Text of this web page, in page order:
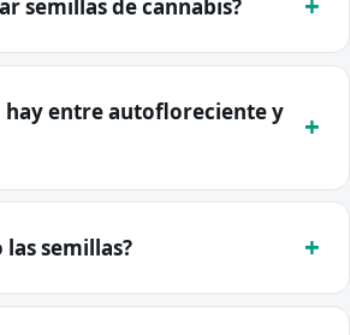
semillas de cannabis?
hay entre autofloreciente y
semillas?